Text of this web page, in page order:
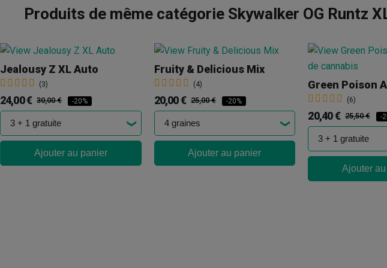
Produits de même catégorie Skywalker OG Runtz
Jealousy Z XL Auto
(3)
24,00 € 30,00 € -20%
Ajouter au panier
Fruity & Delicious Mix
(4)
20,00 € 25,00 € -20%
Ajouter au panier
Green Poison
(6)
20,40 € 25,50 € -
Ajouter